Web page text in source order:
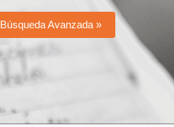
Búsqueda Avanzada »